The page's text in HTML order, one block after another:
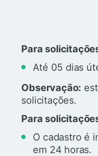
Para
Até 05 dias
Observação:
solicitações.
Para
O cadastro é
em 24 horas.